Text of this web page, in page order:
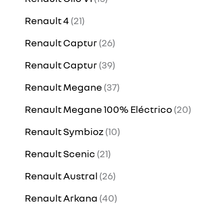
Renault 4 21
Renault Captur 26
Renault Captur 39
Renault Megane 37
Renault Megane 100% Eléctrico 20
Renault Symbioz 10
Renault Scenic 21
Renault Austral 26
Renault Arkana 40